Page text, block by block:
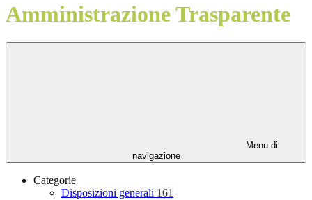
Amministrazione Trasparente
Menu di
navigazione
Categorie
Disposizioni generali 161